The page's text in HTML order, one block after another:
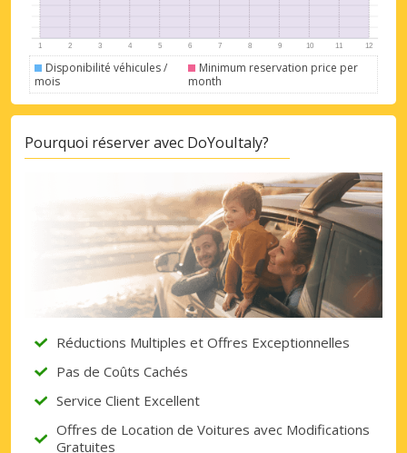
Disponibilité véhicules /
mois
Minimum reservation price per
month
Pourquoi réserver avec DoYouItaly?
Réductions Multiples et Offres Exceptionnelles
Pas de Coûts Cachés
Service Client Excellent
Offres de Location de Voitures avec Modifications
Gratuites